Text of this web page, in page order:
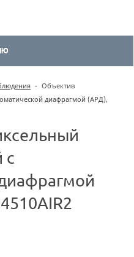
- Объектив
диафрагмой (АРД),
с